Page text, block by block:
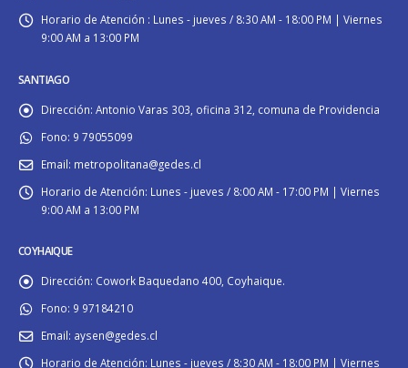
Horario de Atención : Lunes - jueves / 8:30 AM - 18:00 PM | Viernes
9:00 AM a 13:00 PM
SANTIAGO
Dirección: Antonio Varas 303, oficina 312, comuna de Providencia
Fono: 9 79055099
Email: metropolitana@gedes.cl
Horario de Atención: Lunes - jueves / 8:00 AM - 17:00 PM | Viernes
9:00 AM a 13:00 PM
COYHAIQUE
Dirección: Cowork Baquedano 400, Coyhaique.
Fono: 9 97184210
Email: aysen@gedes.cl
Horario de Atención: Lunes - jueves / 8:30 AM - 18:00 PM | Viernes